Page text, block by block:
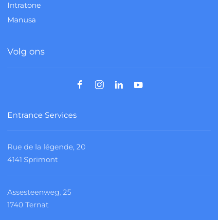
Intratone
Manusa
Volg ons
Entrance Services
Rue de la légende, 20
4141 Sprimont
Assesteenweg, 25
1740 Ternat